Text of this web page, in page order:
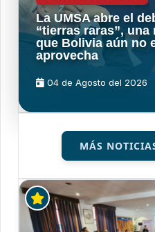
La UMSA abre el
“tierras raras”,
que Bolivia aún no
aprovecha
04 de Agosto del 2026
MÁS